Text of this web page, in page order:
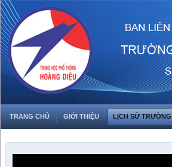
TRANG CHỦ GIỚI THIỆU LỊCH SỬ TRƯỜNG